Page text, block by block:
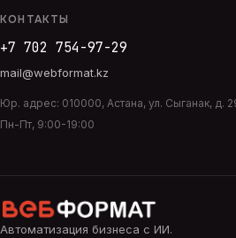
КОНТАКТЫ
+7 702 754-97-29
mail@webformat.kz
Юр. адрес: 010000, Астана, ул. Сыганак, д.
Пн-Пт, 9:00-19:00
Автоматизация бизнеса с ИИ.